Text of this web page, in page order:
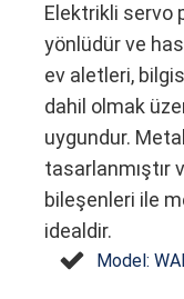
Elektrikli servo
yönlüdür ve
ev aletleri,
dahil olmak
uygundur.
tasarlanmıştır
bileşenleri ile
idealdir.
Model: